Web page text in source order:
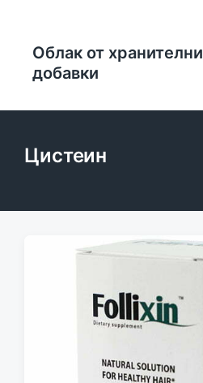
Облак от хранителни
добавки
Цистеин